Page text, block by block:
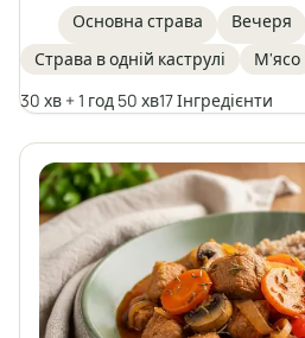
огірком і маринованим
ароматному, злегка
соусі. Ідеально підходить
або вечірки, подається з
Основна страва Вечеря
Страва в одній каструлі
М'ясо
30 хв + 1 год 50 хв17 Інгредієнти